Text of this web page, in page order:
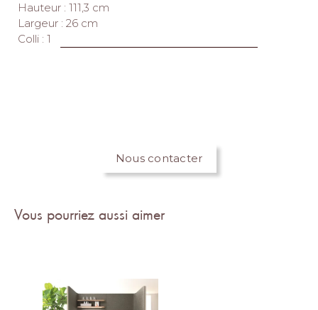
Hauteur : 111,3 cm
Largeur : 26 cm
Colli : 1
Nous contacter
Vous pourriez aussi aimer